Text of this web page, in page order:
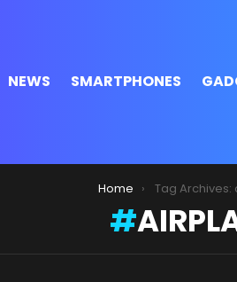
NEWS SMARTPHONES
Home Tag Archives: